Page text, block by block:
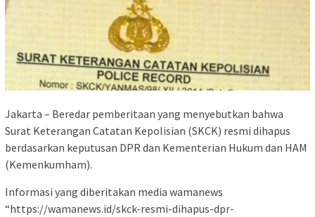
Jakarta – Beredar pemberitaan yang menyebutkan bahwa
Surat Keterangan Catatan Kepolisian (SKCK) resmi dihapus
berdasarkan keputusan DPR dan Kementerian Hukum dan HAM
(Kemenkumham).
Informasi yang diberitakan media wamanews
“https://wamanews.id/skck-resmi-dihapus-dpr-